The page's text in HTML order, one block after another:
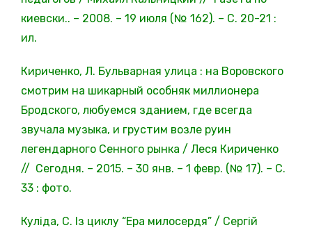
киевски.. – 2008. – 19 июля (№ 162). – С. 20-21 :
ил.
Кириченко, Л. Бульварная улица : на Воровского
смотрим на шикарный особняк миллионера
Бродского, любуемся зданием, где всегда
звучала музыка, и грустим возле руин
легендарного Сенного рынка / Леся Кириченко
// Сегодня. – 2015. – 30 янв. – 1 февр. (№ 17). – С.
33 : фото.
Куліда, С. Із циклу “Ера милосердя” / Сергій